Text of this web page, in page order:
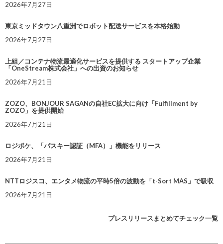
2026年7月27日
東京ミッドタウン八重洲でロボット配送サービスを本格始動
2026年7月27日
上組／コンテナ物流最適化サービスを提供する スタートアップ企業
「OneStream株式会社」への出資のお知らせ
2026年7月21日
ZOZO、BONJOUR SAGANの自社EC拡大に向け「Fulfillment by
ZOZO」を提供開始
2026年7月21日
ロジポケ、「パスキー認証（MFA）」機能をリリース
2026年7月21日
NTTロジスコ、エンタメ物流の平時5倍の波動を「t-Sort MAS」で吸収
2026年7月21日
プレスリリースまとめてチェック一覧